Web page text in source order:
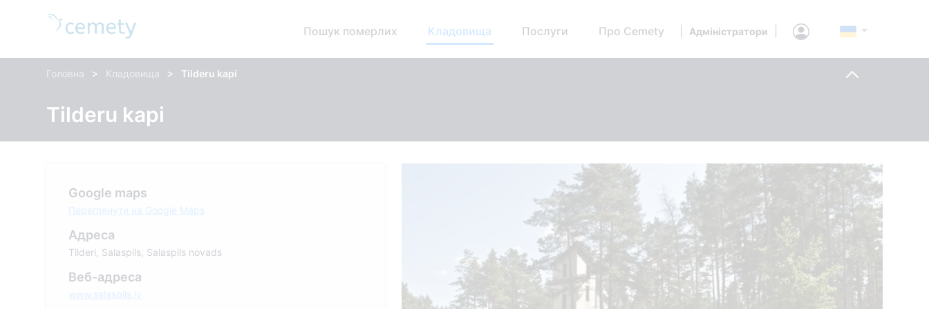
Пошук померлих Кладовища Послуги Про Cemety Адміністратори
Головна > Кладовища > Tilderu kapi
Tilderu kapi
Google maps
Переглянути на Google Maps
Адреса
Tilderi, Salaspils, Salaspils novads
Веб-адреса
www.salaspils.lv